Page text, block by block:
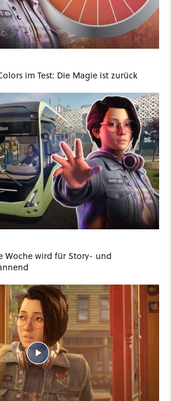
im Test: Die Magie ist zurück
Woche wird für Story- und